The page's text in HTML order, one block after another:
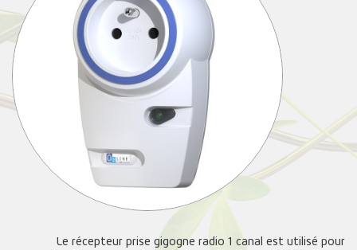
Le récepteur prise gigogne radio 1 canal est utilisé pour